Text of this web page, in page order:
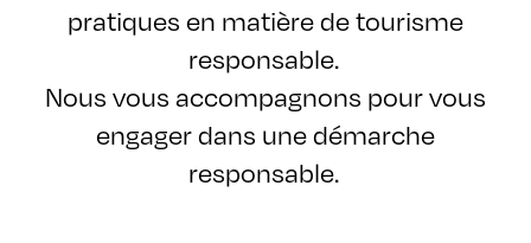
pratiques en matière de tourisme
responsable.
Nous vous accompagnons pour vous
engager dans une démarche
responsable.